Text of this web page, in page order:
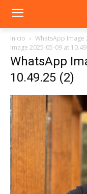
Inicio WhatsApp Image
Image 2025-05-09 at
WhatsApp
10.49.25 (2)